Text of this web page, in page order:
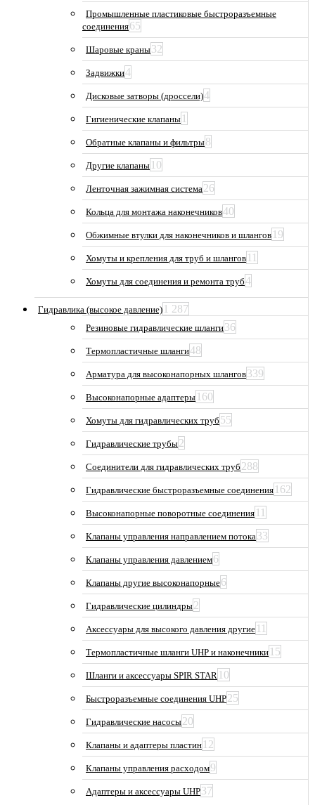
Промышленные пластиковые быстроразъемные
соединения65
Шаровые краны32
Задвижки4
Дисковые затворы (дроссели)4
Гигиенические клапаны 1
Обратные клапаны и фильтры8
Другие клапаны 10
Ленточная зажимная система 26
Кольца для монтажа наконечников40
Обжимные втулки для наконечников и шлангов 19
Хомуты и крепления для труб и шлангов 11
Хомуты для соединения и ремонта труб4
Гидравлика (высокое давление) 1 287
Резиновые гидравлические шланги36
Термопластичные шланги48
Арматура для высоконапорных шлангов339
Высоконапорные адаптеры 160
Хомуты для гидравлических труб 55
Гидравлические трубы2
Соединители для гидравлических труб 288
Гидравлические быстроразъемные соединения 162
Высоконапорные поворотные соединения 11
Клапаны управления направлением потока 33
Клапаны управления давлением6
Клапаны другие высоконапорные6
Гидравлические цилиндры2
Аксессуары для высокого давления другие 11
Термопластичные шланги UHP и наконечники 15
Шланги и аксессуары SPIR STAR 10
Быстроразъемные соединения UHP25
Гидравлические насосы20
Клапаны и адаптеры пластин 12
Клапаны управления расходом9
Адаптеры и аксессуары UHP37